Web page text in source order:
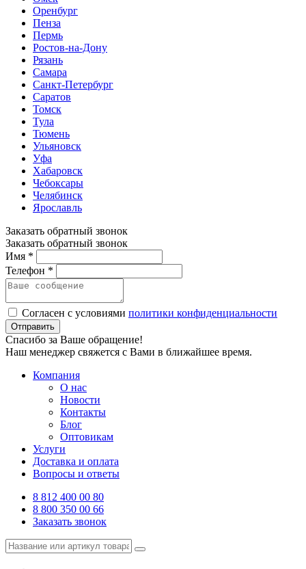
Оренбург
Пенза
Пермь
Ростов-на-Дону
Рязань
Самара
Санкт-Петербург
Саратов
Томск
Тула
Тюмень
Ульяновск
Уфа
Хабаровск
Чебоксары
Челябинск
Ярославль
Заказать обратный звонок
Заказать обратный звонок
Имя *
Телефон *
Согласен с условиями политики конфиденциальности
Отправить
Спасибо за Ваше обращение!
Наш менеджер свяжется с Вами в ближайшее время.
Компания
О нас
Новости
Контакты
Блог
Оптовикам
Услуги
Доставка и оплата
Вопросы и ответы
8 812 400 00 80
8 800 350 00 66
Заказать звонок